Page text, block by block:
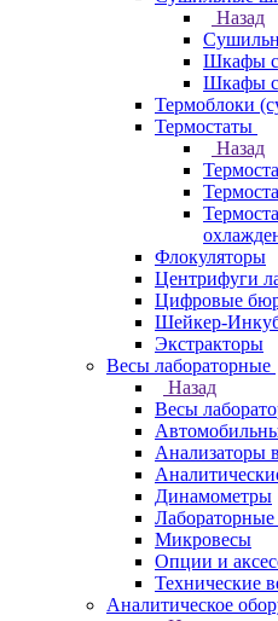
Назад
Шкафы
Шкафы
Термоблоки
Термостаты
Назад
Флокуляторы
Центрифуги
Цифровые
Шейкер-
Экстракторы
Весы лабораторные
Назад
Весы
Анализаторы
Динамометры
Микровесы
Опции и
Технические
Аналитическое